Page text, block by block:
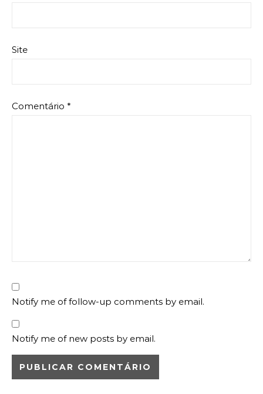
Site
Comentário *
Notify me of follow-up comments by email.
Notify me of new posts by email.